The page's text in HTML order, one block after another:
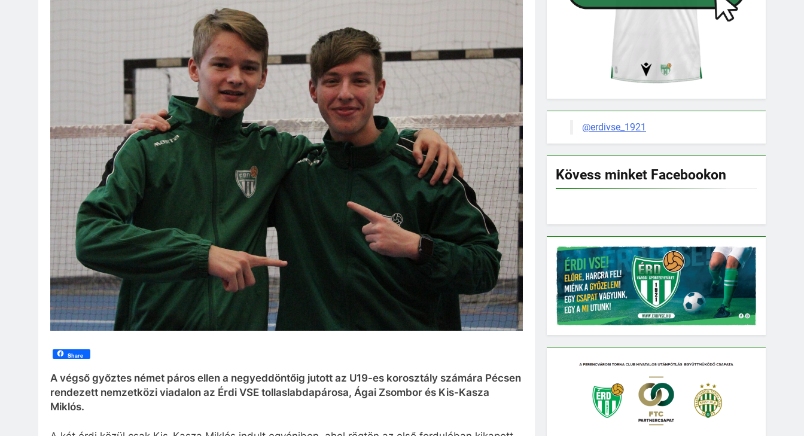
Share
A végső győztes német páros ellen a negyeddöntőig jutott az U19-es korosztály számára Pécsen
rendezett nemzetközi viadalon az Érdi VSE tollaslabdapárosa, Ágai Zsombor és Kis-Kasza
Miklós.
@erdivse_1921
Kövess minket Facebookon